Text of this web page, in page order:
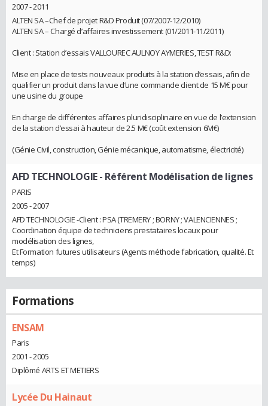
2007 - 2011
ALTEN SA –Chef de projet R&D Produit (07/2007-12/2010)
ALTEN SA – Chargé d’affaires investissement (01/2011-11/2011)
Client : Station d’essais VALLOUREC AULNOY AYMERIES, TEST R&D:
Mise en place de tests nouveaux produits à la station d’essais, afin de
qualifier un produit dans la vue d’une commande client de 15 M€ pour
une usine du groupe
En charge de différentes affaires pluridisciplinaire en vue de l’extension
de la station d’essai à hauteur de 2.5 M€ (coût extension 6M€)
(Génie Civil, construction, Génie mécanique, automatisme, électricité)
AFD TECHNOLOGIE- Référent Modélisation de lignes
PARIS
2005 - 2007
AFD TECHNOLOGIE -Client : PSA (TREMERY ; BORNY ; VALENCIENNES ;
Coordination équipe de techniciens prestataires locaux pour
modélisation des lignes,
Et Formation futures utilisateurs (Agents méthode fabrication, qualité. Et
temps)
Formations
ENSAM
Paris
2001 - 2005
Diplômé ARTS ET METIERS
Lycée Du Hainaut